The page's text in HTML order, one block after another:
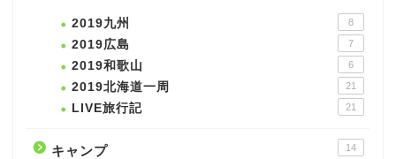
2019九州 8
2019広島 7
2019和歌山 6
2019北海道一周 21
LIVE旅行記 21
キャンプ 14